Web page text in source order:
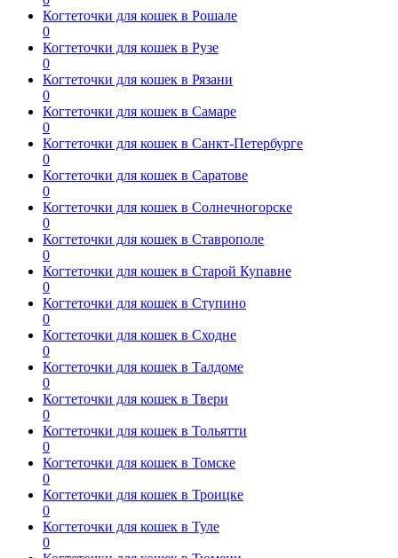
Когтеточки для кошек в Рошале
0
Когтеточки для кошек в Рузе
0
Когтеточки для кошек в Рязани
0
Когтеточки для кошек в Самаре
0
Когтеточки для кошек в Санкт-Петербурге
0
Когтеточки для кошек в Саратове
0
Когтеточки для кошек в Солнечногорске
0
Когтеточки для кошек в Ставрополе
0
Когтеточки для кошек в Старой Купавне
0
Когтеточки для кошек в Ступино
0
Когтеточки для кошек в Сходне
0
Когтеточки для кошек в Талдоме
0
Когтеточки для кошек в Твери
0
Когтеточки для кошек в Тольятти
0
Когтеточки для кошек в Томске
0
Когтеточки для кошек в Троицке
0
Когтеточки для кошек в Туле
0